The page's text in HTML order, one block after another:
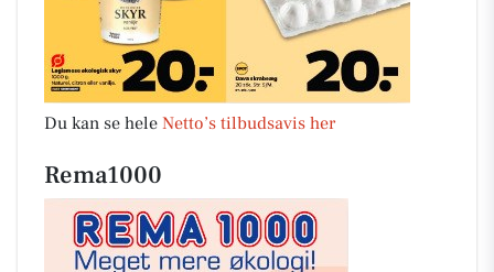
Du kan se hele Netto’s tilbudsavis her
Rema1000